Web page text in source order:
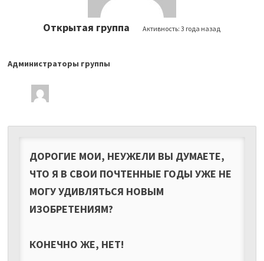
Открытая группа Активность:3 года назад
Лидеры
группы
Администраторы группы
ДОРОГИЕ МОИ, НЕУЖЕЛИ ВЫ ДУМАЕТЕ,
ЧТО Я В СВОИ ПОЧТЕННЫЕ ГОДЫ УЖЕ НЕ
МОГУ УДИВЛЯТЬСЯ НОВЫМ
ИЗОБРЕТЕНИЯМ?
КОНЕЧНО ЖЕ, НЕТ!